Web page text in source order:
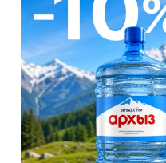
© 2026 Водовоз.RU
КонфиденциальностьОферта